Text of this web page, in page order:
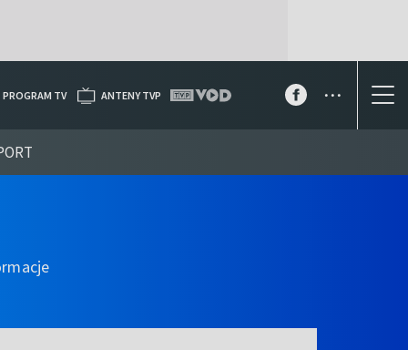
PROGRAM TV ANTENY TVP ...